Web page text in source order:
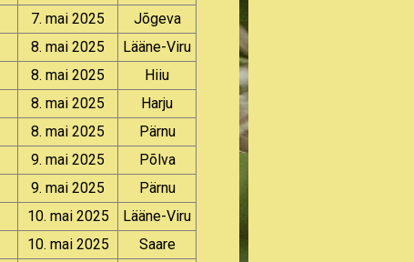
7. mai 2025
Jõgeva
8. mai 2025
Lääne-Viru
8. mai 2025
Hiiu
8. mai 2025
Harju
8. mai 2025
Pärnu
9. mai 2025
Põlva
9. mai 2025
Pärnu
10. mai 2025
Lääne-Viru
10. mai 2025
Saare